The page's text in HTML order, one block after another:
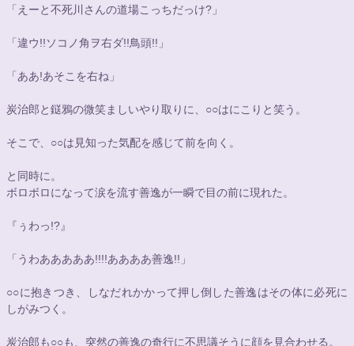
「えーと不死川さんの道場こっちだっけ?」
「違ウ!!ソコノ角ヲ右ダ!!鳥頭!!」
「ああ!あそこを右ね」
炭治郎と鎹鴉の微笑ましいやり取りに、 ○○はにこりと笑う。
そこで、 ○○は見知った気配を感じて前を向く。
と同時に。
ボロボロになって涙を流す善逸が一瞬で目の前に現れた。
『ぅわっ!?』
「うわあああああ!!!!ああああ善逸!!」
○○に抱きつき、しなだれかかって押し倒した善逸はその体に必死に
しがみつく。
炭治郎も○○も、突然の善逸の奇行に不思議そうに顔を見合わせる。